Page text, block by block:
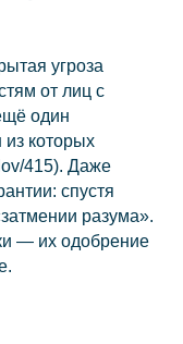
угроза
от лиц с
один
которых
415). Даже
спустя
разума».
— их одобрение